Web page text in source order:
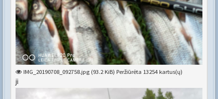
IMG_20190708_092758.jpg (93.2 KiB) Peržiūrėta 13254 kartus(ų)
ji